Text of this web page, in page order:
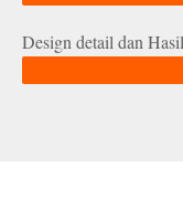
Design detail dan